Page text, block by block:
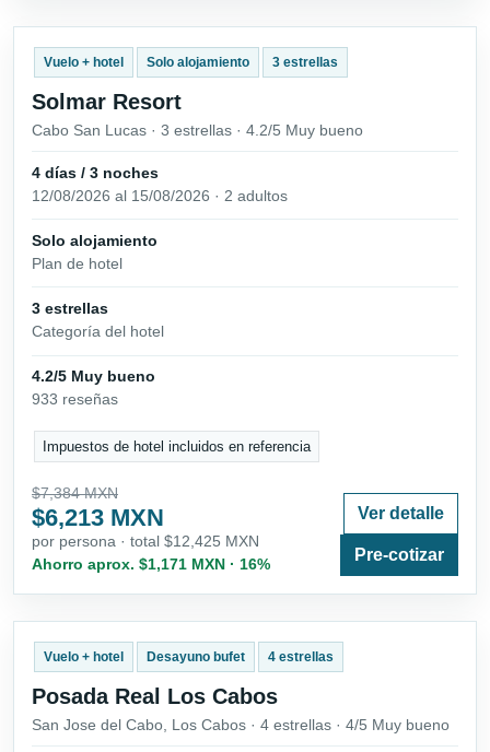
Vuelo + hotel Solo alojamiento 3 estrellas
Solmar Resort
Cabo San Lucas · 3 estrellas · 4.2/5 Muy bueno
4 días / 3 noches
12/08/2026 al 15/08/2026 · 2 adultos
Solo alojamiento
Plan de hotel
3 estrellas
Categoría del hotel
4.2/5 Muy bueno
933 reseñas
Impuestos de hotel incluidos en referencia
$7,384 MXN
$6,213 MXN
por persona · total $12,425 MXN
Ahorro aprox. $1,171 MXN · 16%
Ver detalle
Pre-cotizar
Vuelo + hotel Desayuno bufet 4 estrellas
Posada Real Los Cabos
San Jose del Cabo, Los Cabos · 4 estrellas · 4/5 Muy bueno